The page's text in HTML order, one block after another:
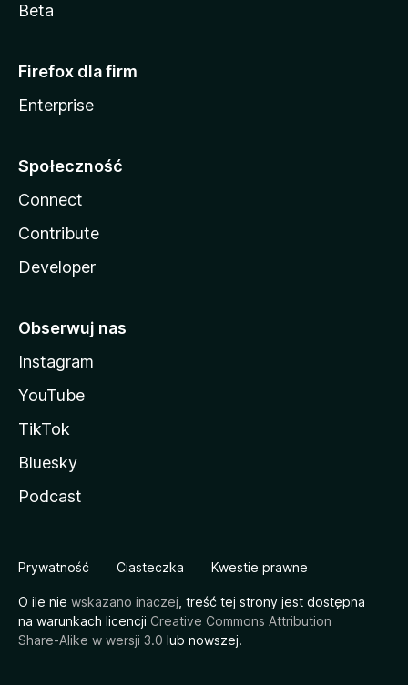
Beta
Firefox dla firm
Enterprise
Społeczność
Connect
Contribute
Developer
Obserwuj nas
Instagram
YouTube
TikTok
Bluesky
Podcast
Prywatność Ciasteczka Kwestie prawne
O ile nie wskazano inaczej , treść tej strony jest dostępna
na warunkach licencji Creative Commons Attribution
Share-Alike w wersji 3.0 lub nowszej.